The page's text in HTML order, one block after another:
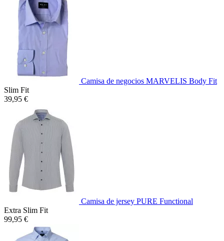
Camisa de negocios MARVELIS Body Fit
Slim Fit
39,95 €
Camisa de jersey PURE Functional
Extra Slim Fit
99,95 €